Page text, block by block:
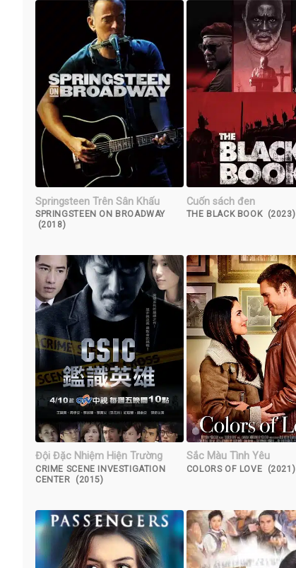
Springsteen Trên Sân Khấu
SPRINGSTEEN ON BROADWAY
(2018)
Cuốn sách đen
THE BLACK BOOK (2023)
Đội Đặc Nhiệm Hiện Trường
CRIME SCENE INVESTIGATION
CENTER (2015)
Sắc Màu Tình Yêu
COLORS OF LOVE (2021)